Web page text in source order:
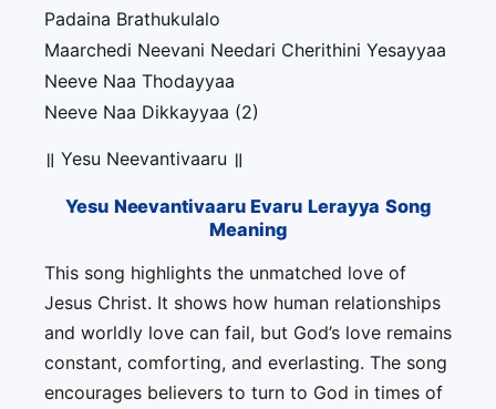
Padaina Brathukulalo
Maarchedi Neevani Needari Cherithini Yesayyaa
Neeve Naa Thodayyaa
Neeve Naa Dikkayyaa (2)
॥ Yesu Neevantivaaru ॥
Yesu Neevantivaaru Evaru Lerayya Song
Meaning
This song highlights the unmatched love of
Jesus Christ. It shows how human relationships
and worldly love can fail, but God’s love remains
constant, comforting, and everlasting. The song
encourages believers to turn to God in times of